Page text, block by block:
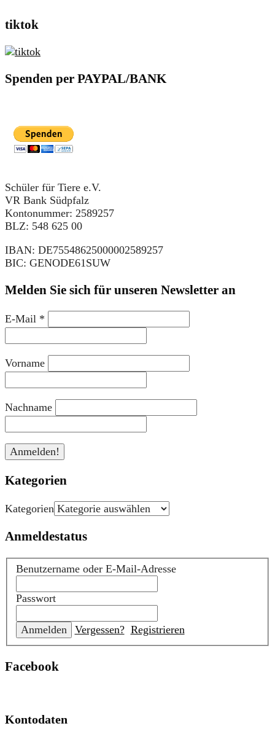
tiktok
Spenden per PAYPAL/BANK
Schüler für Tiere e.V.
VR Bank Südpfalz
Kontonummer: 2589257
BLZ: 548 625 00
IBAN: DE75548625000002589257
BIC: GENODE61SUW
Melden Sie sich für unseren Newsletter an
E-Mail *
Vorname
Nachname
Kategorien
Kategorien
Anmeldestatus
Benutzername oder E-Mail-Adresse
Passwort
Vergessen? Registrieren
Facebook
Kontodaten